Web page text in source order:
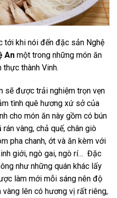
tới khi nói đến đặc sản Nghệ
An một trong những món ăn
thành Vinh.
sẽ được trải nghiệm trọn vẹn
tình quê hương xứ sở của
cho món ăn này gồm có bún
vàng, chả quế, chân giò
pha chanh, ớt và ăn kèm với
giới, ngò gai, ngò rí… Đặc
như những quán khác lấy
làm mới mỗi sáng nên độ
lên có hương vị rất riêng,